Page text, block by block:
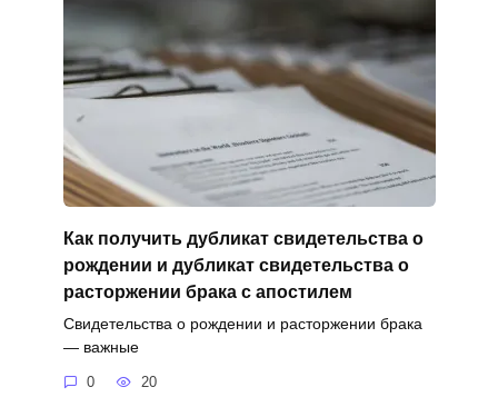
Как получить дубликат свидетельства о
рождении и дубликат свидетельства о
расторжении брака с апостилем
Свидетельства о рождении и расторжении брака
— важные
0 20